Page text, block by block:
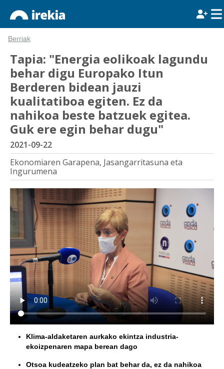
Berriak
Tapia: "Energia eolikoak lagundu
behar digu Europako Itun
Berderen bidean jauzi
kualitatiboa egiten. Ez da
nahikoa beste batzuek egitea.
Guk ere egin behar dugu"
2021-09-22
Ekonomiaren Garapena, Jasangarritasuna eta
Ingurumena
Klima-aldaketaren aurkako ekintza industria-
ekoizpenaren mapa berean dago
Otsoa kudeatzeko plan bat behar da, ez da nahikoa